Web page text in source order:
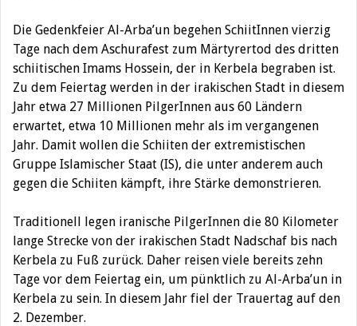
Die Gedenkfeier Al-Arba’un begehen SchiitInnen vierzig
Tage nach dem Aschurafest zum Märtyrertod des dritten
schiitischen Imams Hossein, der in Kerbela begraben ist.
Zu dem Feiertag werden in der irakischen Stadt in diesem
Jahr etwa 27 Millionen PilgerInnen aus 60 Ländern
erwartet, etwa 10 Millionen mehr als im vergangenen
Jahr. Damit wollen die Schiiten der extremistischen
Gruppe Islamischer Staat (IS), die unter anderem auch
gegen die Schiiten kämpft, ihre Stärke demonstrieren.
Traditionell legen iranische PilgerInnen die 80 Kilometer
lange Strecke von der irakischen Stadt Nadschaf bis nach
Kerbela zu Fuß zurück. Daher reisen viele bereits zehn
Tage vor dem Feiertag ein, um pünktlich zu Al-Arba’un in
Kerbela zu sein. In diesem Jahr fiel der Trauertag auf den
2. Dezember.